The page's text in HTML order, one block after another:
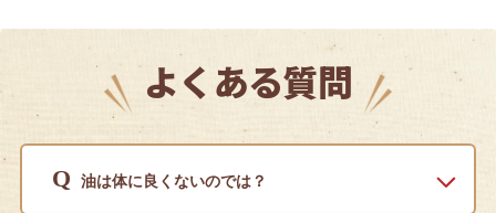
よくある質問
Q 油は体に良くないのでは？